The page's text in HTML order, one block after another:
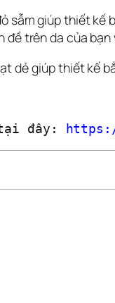
sẫm giúp thiết
trên da của
dẻ giúp thiết kế
đây: